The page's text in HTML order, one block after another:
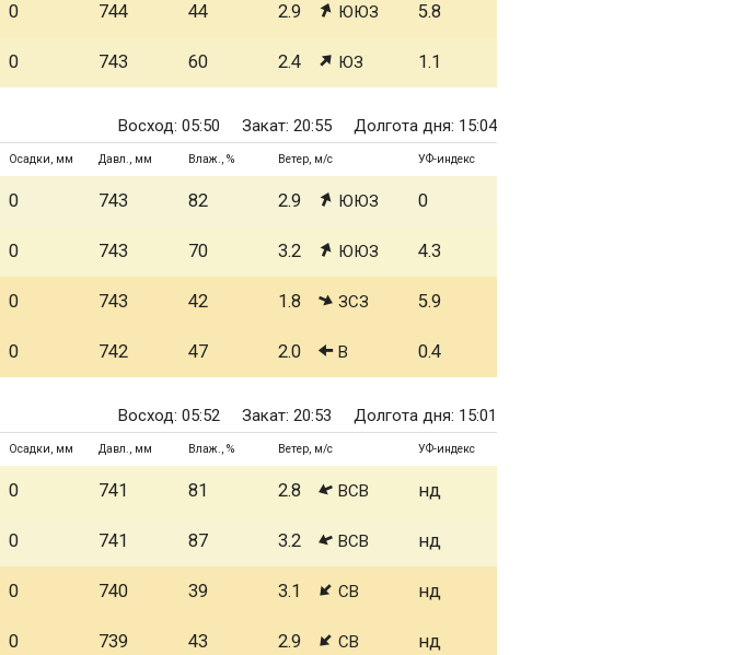
0 744 44 2.9 ЮЮЗ 5.8
0 743 60 2.4 ЮЗ 1.1
Восход: 05:50 Закат: 20:55 Долгота дня: 15:04
Осадки, мм Давл., мм Влаж., % Ветер, м/с УФ-индекс
0 743 82 2.9 ЮЮЗ 0
0 743 70 3.2 ЮЮЗ 4.3
0 743 42 1.8 ЗСЗ 5.9
0 742 47 2.0 В 0.4
Восход: 05:52 Закат: 20:53 Долгота дня: 15:01
Осадки, мм Давл., мм Влаж., % Ветер, м/с УФ-индекс
0 741 81 2.8 ВСВ нд
0 741 87 3.2 ВСВ нд
0 740 39 3.1 СВ нд
0 739 43 2.9 СВ нд